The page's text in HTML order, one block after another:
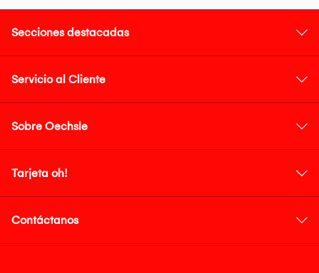
Secciones destacadas
Servicio al Cliente
Sobre Oechsle
Tarjeta oh!
Contáctanos